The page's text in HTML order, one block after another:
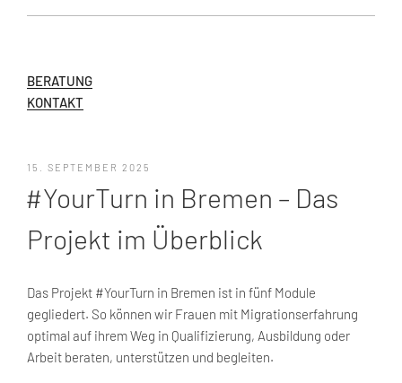
BERATUNG
KONTAKT
VERÖFFENTLICHT
15. SEPTEMBER 2025
#YourTurn in Bremen – Das
Projekt im Überblick
Das Projekt #YourTurn in Bremen ist in fünf Module
gegliedert. So können wir Frauen mit Migrationserfahrung
optimal auf ihrem Weg in Qualifizierung, Ausbildung oder
Arbeit beraten, unterstützen und begleiten.